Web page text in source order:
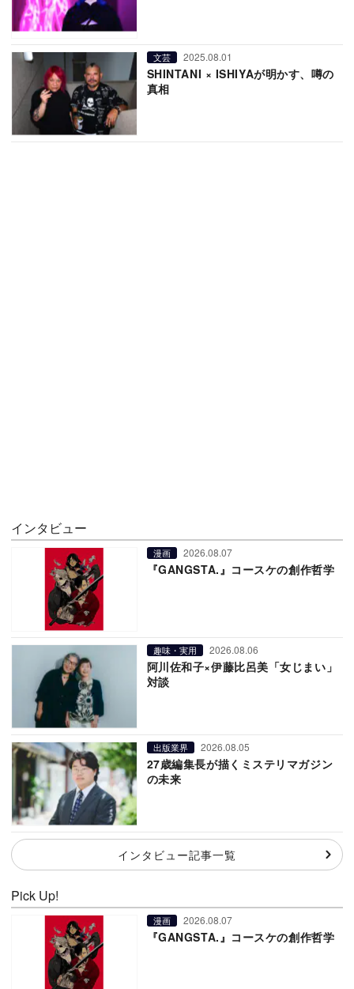
文芸 2025.08.01
SHINTANI × ISHIYAが明かす、噂の
真相
インタビュー
漫画 2026.08.07
『GANGSTA.』コースケの創作哲学
趣味・実用 2026.08.06
阿川佐和子×伊藤比呂美「女じまい」
対談
出版業界 2026.08.05
27歳編集長が描くミステリマガジン
の未来
インタビュー記事一覧
Pick Up!
漫画 2026.08.07
『GANGSTA.』コースケの創作哲学